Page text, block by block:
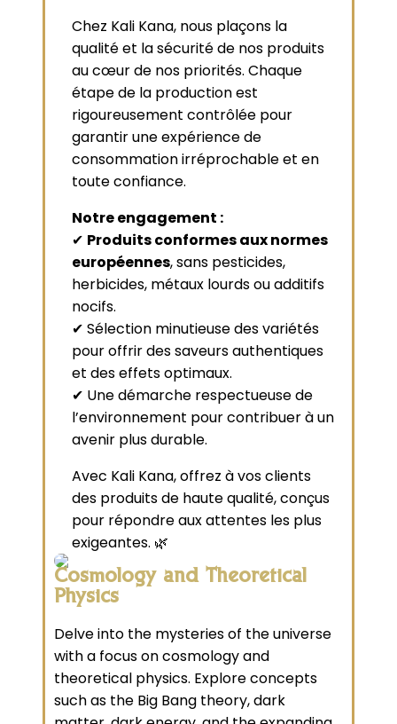
Chez Kali Kana, nous plaçons la
qualité et la sécurité de nos produits
au cœur de nos priorités. Chaque
étape de la production est
rigoureusement contrôlée pour
garantir une expérience de
consommation irréprochable et en
toute confiance.
Notre engagement :
✔ Produits conformes aux normes
européennes, sans pesticides,
herbicides, métaux lourds ou additifs
nocifs.
✔ Sélection minutieuse des variétés
pour offrir des saveurs authentiques
et des effets optimaux.
✔ Une démarche respectueuse de
l’environnement pour contribuer à un
avenir plus durable.
Avec Kali Kana, offrez à vos clients
des produits de haute qualité, conçus
pour répondre aux attentes les plus
exigeantes. 🌿
Cosmology and Theoretical
Physics
Delve into the mysteries of the universe
with a focus on cosmology and
theoretical physics. Explore concepts
such as the Big Bang theory, dark